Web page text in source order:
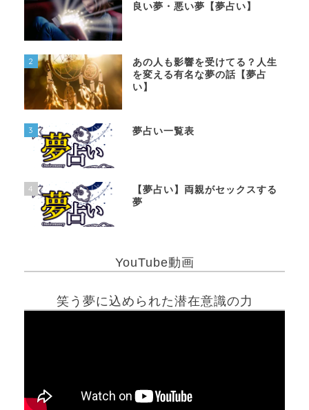
良い夢・悪い夢【夢占い】
2
あの人も影響を受けてる？人生
を変える有名な夢の話【夢占
い】
3 夢占い一覧表
4
【夢占い】両親がセックスする
夢
YouTube動画
笑う夢に込められた潜在意識の力